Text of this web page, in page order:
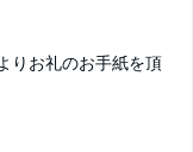
りお礼のお手紙を頂